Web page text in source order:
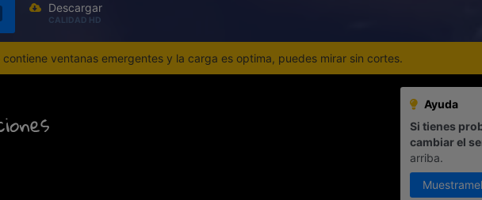
Descargar
CALIDAD HD
ventanas emergentes y la carga es optima, puedes mirar sin cortes.
Ayuda
Si tienes
cambiar el
arriba.